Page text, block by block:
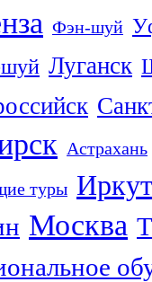
Фэн-шуй
Луганск
Астрахань
туры
Москва